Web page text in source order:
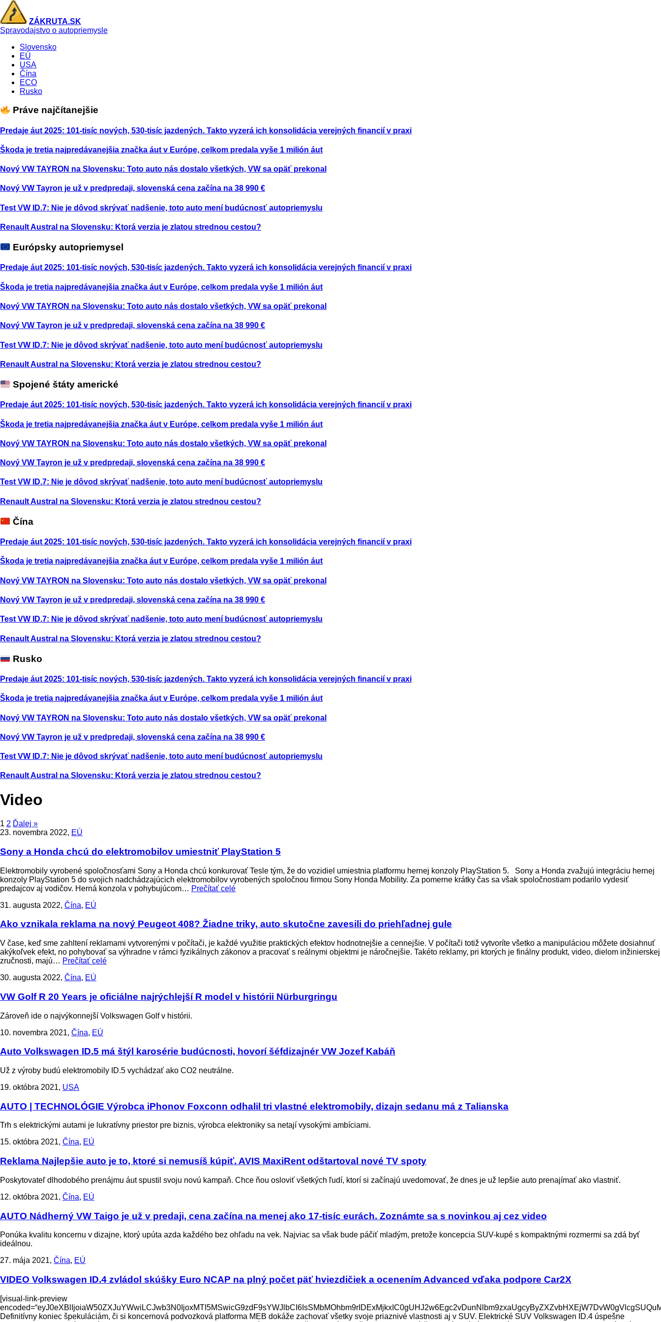
ZÁKRUTA.SK
Spravodajstvo o autopriemysle
Slovensko
EÚ
USA
Čína
ECO
Rusko
Práve najčítanejšie
Predaje áut 2025: 101-tisíc nových, 530-tisíc jazdených. Takto vyzerá ich konsolidácia verejných financií v praxi
Škoda je tretia najpredávanejšia značka áut v Európe, celkom predala vyše 1 milión áut
Nový VW TAYRON na Slovensku: Toto auto nás dostalo všetkých, VW sa opäť prekonal
Nový VW Tayron je už v predpredaji, slovenská cena začína na 38 990 €
Test VW ID.7: Nie je dôvod skrývať nadšenie, toto auto mení budúcnosť autopriemyslu
Renault Austral na Slovensku: Ktorá verzia je zlatou strednou cestou?
Európsky autopriemysel
Predaje áut 2025: 101-tisíc nových, 530-tisíc jazdených. Takto vyzerá ich konsolidácia verejných financií v praxi
Škoda je tretia najpredávanejšia značka áut v Európe, celkom predala vyše 1 milión áut
Nový VW TAYRON na Slovensku: Toto auto nás dostalo všetkých, VW sa opäť prekonal
Nový VW Tayron je už v predpredaji, slovenská cena začína na 38 990 €
Test VW ID.7: Nie je dôvod skrývať nadšenie, toto auto mení budúcnosť autopriemyslu
Renault Austral na Slovensku: Ktorá verzia je zlatou strednou cestou?
Spojené štáty americké
Predaje áut 2025: 101-tisíc nových, 530-tisíc jazdených. Takto vyzerá ich konsolidácia verejných financií v praxi
Škoda je tretia najpredávanejšia značka áut v Európe, celkom predala vyše 1 milión áut
Nový VW TAYRON na Slovensku: Toto auto nás dostalo všetkých, VW sa opäť prekonal
Nový VW Tayron je už v predpredaji, slovenská cena začína na 38 990 €
Test VW ID.7: Nie je dôvod skrývať nadšenie, toto auto mení budúcnosť autopriemyslu
Renault Austral na Slovensku: Ktorá verzia je zlatou strednou cestou?
Čína
Predaje áut 2025: 101-tisíc nových, 530-tisíc jazdených. Takto vyzerá ich konsolidácia verejných financií v praxi
Škoda je tretia najpredávanejšia značka áut v Európe, celkom predala vyše 1 milión áut
Nový VW TAYRON na Slovensku: Toto auto nás dostalo všetkých, VW sa opäť prekonal
Nový VW Tayron je už v predpredaji, slovenská cena začína na 38 990 €
Test VW ID.7: Nie je dôvod skrývať nadšenie, toto auto mení budúcnosť autopriemyslu
Renault Austral na Slovensku: Ktorá verzia je zlatou strednou cestou?
Rusko
Predaje áut 2025: 101-tisíc nových, 530-tisíc jazdených. Takto vyzerá ich konsolidácia verejných financií v praxi
Škoda je tretia najpredávanejšia značka áut v Európe, celkom predala vyše 1 milión áut
Nový VW TAYRON na Slovensku: Toto auto nás dostalo všetkých, VW sa opäť prekonal
Nový VW Tayron je už v predpredaji, slovenská cena začína na 38 990 €
Test VW ID.7: Nie je dôvod skrývať nadšenie, toto auto mení budúcnosť autopriemyslu
Renault Austral na Slovensku: Ktorá verzia je zlatou strednou cestou?
Video
1 2 Ďalej »
23. novembra 2022, EÚ
Sony a Honda chcú do elektromobilov umiestniť PlayStation 5
Elektromobily vyrobené spoločnosťami Sony a Honda chcú konkurovať Tesle tým, že do vozidiel umiestnia platformu hernej konzoly PlayStation 5. Sony a Honda zvažujú integráciu hernej
konzoly PlayStation 5 do svojich nadchádzajúcich elektromobilov vyrobených spoločnou firmou Sony Honda Mobility. Za pomerne krátky čas sa však spoločnostiam podarilo vydesiť
predajcov aj vodičov. Herná konzola v pohybujúcom… Prečítať celé
31. augusta 2022, Čína, EÚ
Ako vznikala reklama na nový Peugeot 408? Žiadne triky, auto skutočne zavesili do priehľadnej gule
V čase, keď sme zahltení reklamami vytvorenými v počítači, je každé využitie praktických efektov hodnotnejšie a cennejšie. V počítači totiž vytvoríte všetko a manipuláciou môžete dosiahnuť
akýkoľvek efekt, no pohybovať sa výhradne v rámci fyzikálnych zákonov a pracovať s reálnymi objektmi je náročnejšie. Takéto reklamy, pri ktorých je finálny produkt, video, dielom inžinierskej
zručnosti, majú… Prečítať celé
30. augusta 2022, Čína, EÚ
VW Golf R 20 Years je oficiálne najrýchlejší R model v histórii Nürburgringu
Zároveň ide o najvýkonnejší Volkswagen Golf v histórii.
10. novembra 2021, Čína, EÚ
Auto Volkswagen ID.5 má štýl karosérie budúcnosti, hovorí šéfdizajnér VW Jozef Kabáň
Už z výroby budú elektromobily ID.5 vychádzať ako CO2 neutrálne.
19. októbra 2021, USA
AUTO | TECHNOLÓGIE Výrobca iPhonov Foxconn odhalil tri vlastné elektromobily, dizajn sedanu má z Talianska
Trh s elektrickými autami je lukratívny priestor pre biznis, výrobca elektroniky sa netají vysokými ambíciami.
15. októbra 2021, Čína, EÚ
Reklama Najlepšie auto je to, ktoré si nemusíš kúpiť. AVIS MaxiRent odštartoval nové TV spoty
Poskytovateľ dlhodobého prenájmu áut spustil svoju novú kampaň. Chce ňou osloviť všetkých ľudí, ktorí si začínajú uvedomovať, že dnes je už lepšie auto prenajímať ako vlastniť.
12. októbra 2021, Čína, EÚ
AUTO Nádherný VW Taigo je už v predaji, cena začína na menej ako 17-tisíc eurách. Zoznámte sa s novinkou aj cez video
Ponúka kvalitu koncernu v dizajne, ktorý upúta azda každého bez ohľadu na vek. Najviac sa však bude páčiť mladým, pretože koncepcia SUV-kupé s kompaktnými rozmermi sa zdá byť
ideálnou.
27. mája 2021, Čína, EÚ
VIDEO Volkswagen ID.4 zvládol skúšky Euro NCAP na plný počet päť hviezdičiek a ocenením Advanced vďaka podpore Car2X
[visual-link-preview
Definitívny koniec špekuláciám, či si koncernová podvozková platforma MEB dokáže zachovať všetky svoje priaznivé vlastnosti aj v SUV. Elektrické SUV Volkswagen ID.4 úspešne